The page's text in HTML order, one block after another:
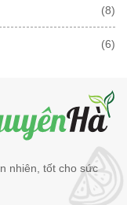
(8)
(6)
nhiên, tốt cho sức